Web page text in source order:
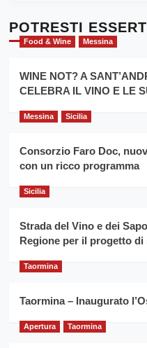
l’
evento
per
la
filiera
grano
Cronoscalata
Giarre
Montesalice
per
il
anno
Franco
Caruso
POTRESTI
Food & Wine Messina
WINE NOT? A
CELEBRA IL VINO E LE
Messina Sicilia
Consorzio Faro Doc,
con un ricco programma
Sicilia
Strada del Vino e dei
Regione per il progetto
Taormina
Taormina – Inaugurato
Apertura Taormina